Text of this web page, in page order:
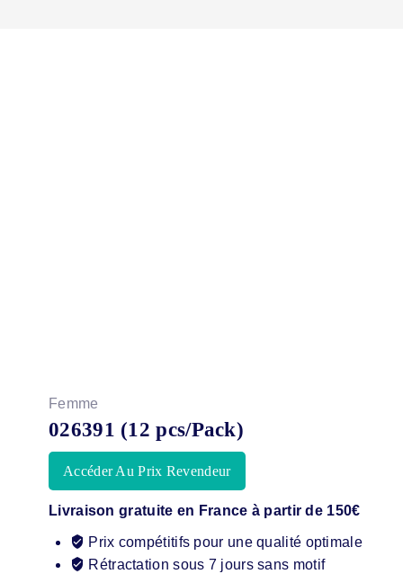
Femme
026391 (12 pcs/Pack)
Accéder Au Prix Revendeur
Livraison gratuite en France à partir de 150€
Prix compétitifs pour une qualité optimale
Rétractation sous 7 jours sans motif